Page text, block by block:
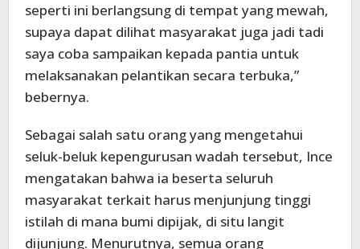
seperti ini berlangsung di tempat yang mewah,
supaya dapat dilihat masyarakat juga jadi tadi
saya coba sampaikan kepada pantia untuk
melaksanakan pelantikan secara terbuka,”
bebernya.
Sebagai salah satu orang yang mengetahui
seluk-beluk kepengurusan wadah tersebut, Ince
mengatakan bahwa ia beserta seluruh
masyarakat terkait harus menjunjung tinggi
istilah di mana bumi dipijak, di situ langit
dijunjung. Menurutnya, semua orang